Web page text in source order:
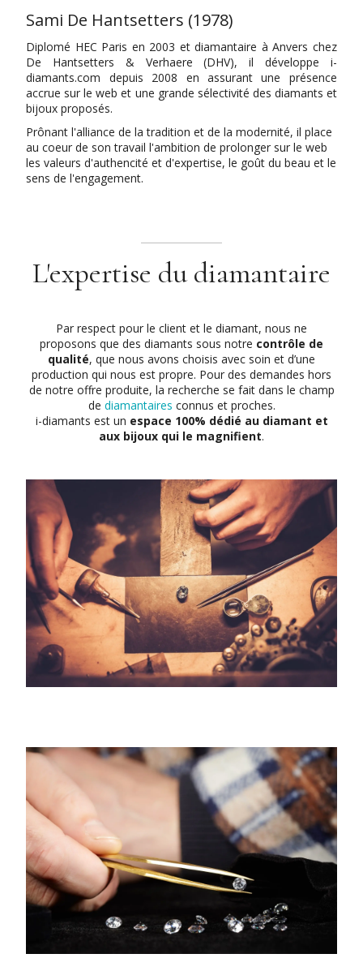
Sami De Hantsetters (1978)
Diplomé HEC Paris en 2003 et diamantaire à Anvers chez
De Hantsetters & Verhaere (DHV), il développe i-
diamants.com depuis 2008 en assurant une présence
accrue sur le web et une grande sélectivité des diamants et
bijoux proposés.
Prônant l'alliance de la tradition et de la modernité, il place
au coeur de son travail l'ambition de prolonger sur le web
les valeurs d'authencité et d'expertise, le goût du beau et le
sens de l'engagement.
L'expertise du diamantaire
Par respect pour le client et le diamant, nous ne
proposons que des diamants sous notre contrôle de
qualité, que nous avons choisis avec soin et d’une
production qui nous est propre. Pour des demandes hors
de notre offre produite, la recherche se fait dans le champ
de diamantaires connus et proches.
i-diamants est un espace 100% dédié au diamant et
aux bijoux qui le magnifient.